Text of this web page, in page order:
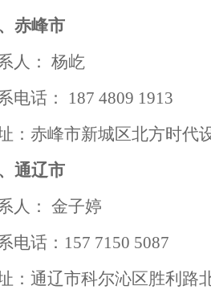
赤峰市
人： 杨屹
电话：
187 4809 1913
：赤峰市新城区北方时代
通辽市
人： 金子婷
电话： 157 7150 5087
：通辽市科尔沁区胜利路